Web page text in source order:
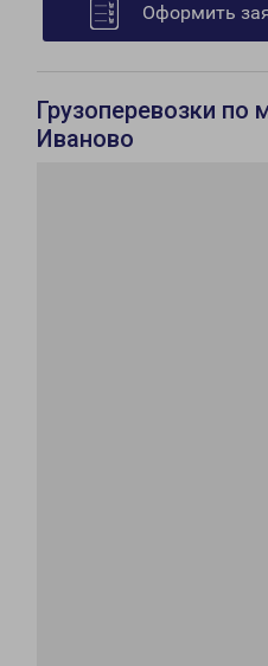
Оформить
Грузоперевозки по
Иваново